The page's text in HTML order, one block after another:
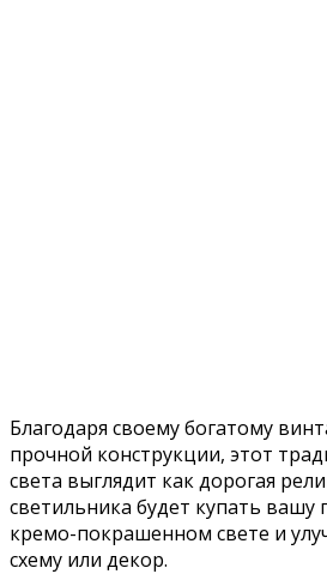
Благодаря своему богатому
прочной конструкции, этот
света выглядит как дорогая
светильника будет купать вашу
кремо-покрашенном свете и
схему или декор.